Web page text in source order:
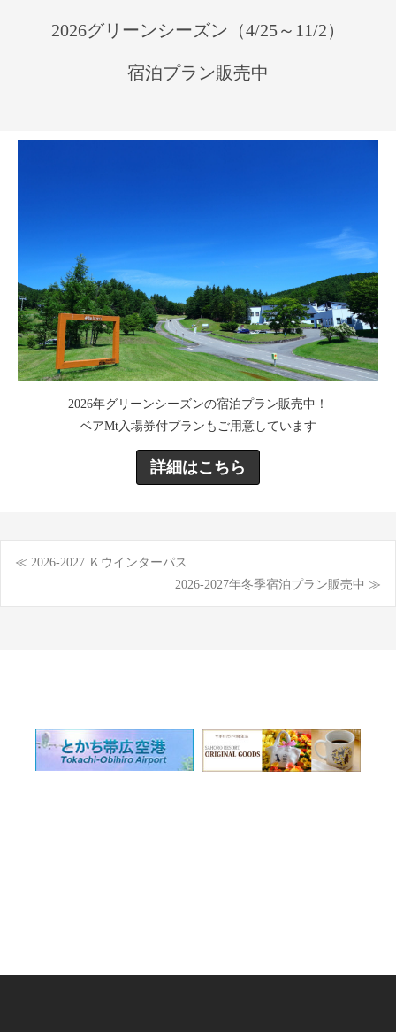
2026グリーンシーズン（4/25～11/2）
宿泊プラン販売中
2026年グリーンシーズンの宿泊プラン販売中！
ベアMt入場券付プランもご用意しています
詳細はこちら
投
ゲ
≪ 2026-2027 Ｋウインターパス
2026-2027年冬季宿泊プラン販売中 ≫